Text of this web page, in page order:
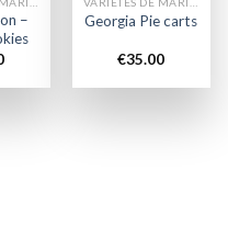
–
Georgia Pie carts
€35.00